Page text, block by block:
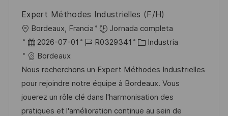
i
c
a
i
ó
n
Expert Méthodes Industrielles (F/H)
U
b
c
a
c
i
Bordeaux, Francia
Jornada completa
F
e
c
h
a
d
2026-07-01
I
d
e
e
m
R0329341
C
t
e
g
o
Industria
Bordeaux
Nous recherchons un Expert Méthodes Industrielles
pour rejoindre notre équipe à Bordeaux. Vous
jouerez un rôle clé dans l'harmonisation des
pratiques et l'amélioration continue au sein de